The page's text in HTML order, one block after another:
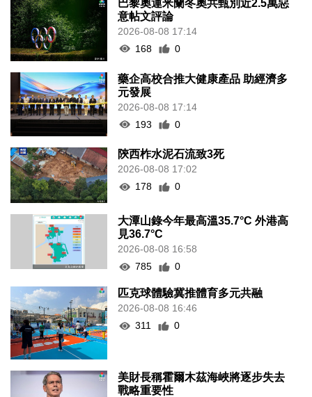
巴黎奧運米蘭冬奧共甄別近2.5萬惡
意帖文評論
2026-08-08 17:14
168
0
藥企高校合推大健康產品 助經濟多
元發展
2026-08-08 17:14
193
0
陝西柞水泥石流致3死
2026-08-08 17:02
178
0
大潭山錄今年最高溫35.7°C 外港高
見36.7°C
2026-08-08 16:58
785
0
匹克球體驗冀推體育多元共融
2026-08-08 16:46
311
0
美財長稱霍爾木茲海峽將逐步失去
戰略重要性